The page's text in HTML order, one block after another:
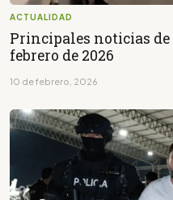
ACTUALIDAD
Principales noticias de
febrero de 2026
10 de febrero, 2026